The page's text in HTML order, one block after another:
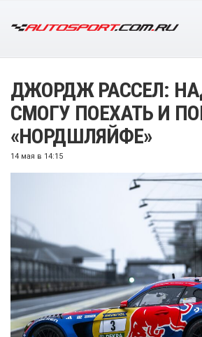
ДЖОРДЖ РАССЕЛ:
СМОГУ ПОЕХАТЬ И
«НОРДШЛЯЙФЕ»
14 мая в 14:15